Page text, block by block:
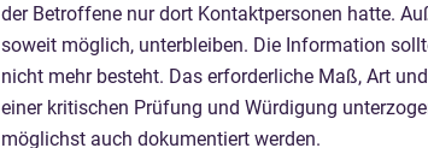
der Betroffene nur dort Kontaktpersonen hatte.
soweit möglich, unterbleiben. Die Information
nicht mehr besteht. Das erforderliche Maß, Art
einer kritischen Prüfung und Würdigung
möglichst auch dokumentiert werden.